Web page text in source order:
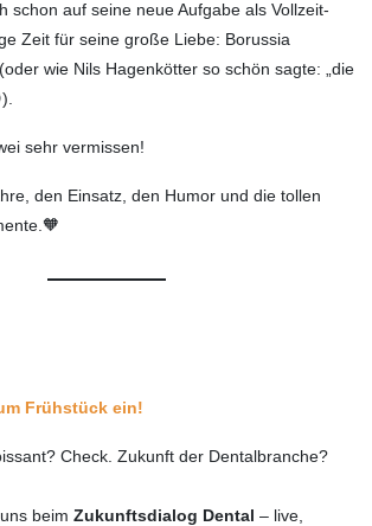
schon auf seine neue Aufgabe als Vollzeit-
Zeit für seine große Liebe: Borussia
wie Nils Hagenkötter so schön sagte: „die
sehr vermissen!
den Einsatz, den Humor und die tollen
Frühstück ein!
Check. Zukunft der Dentalbranche?
beim Zukunftsdialog Dental – live,